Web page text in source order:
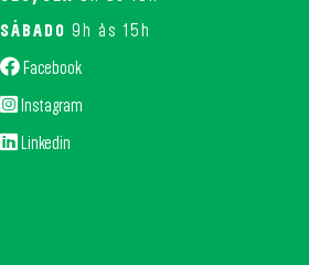
SÁBADO 9h às 15h
Facebook
Instagram
Linkedin